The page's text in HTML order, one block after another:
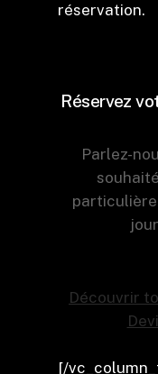
réservation.
Réservez
Parlez-
Découvrir
[/